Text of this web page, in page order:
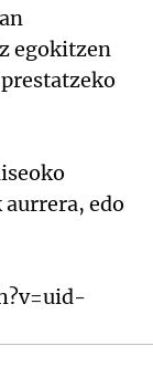
egokitzen
edo